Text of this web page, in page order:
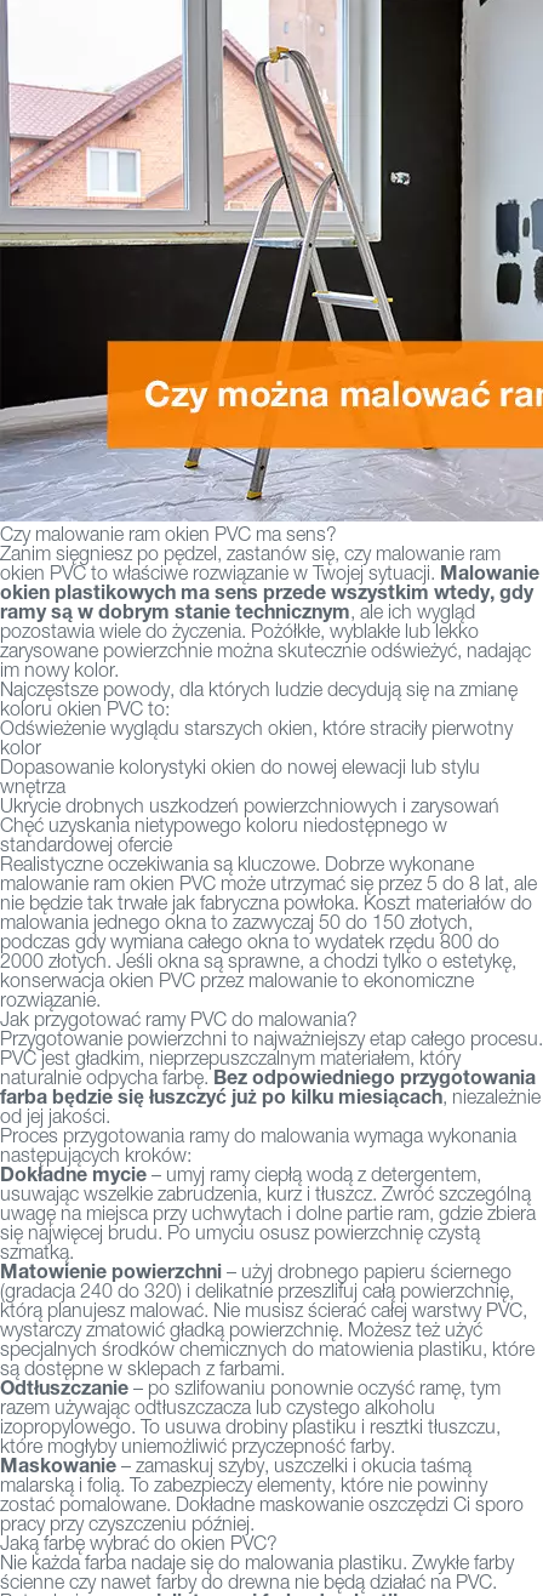
Czy malowanie ram okien PVC ma sens?
Zanim sięgniesz po pędzel, zastanów się, czy malowanie ram
okien PVC to właściwe rozwiązanie w Twojej sytuacji. Malowanie
okien plastikowych ma sens przede wszystkim wtedy, gdy
ramy są w dobrym stanie technicznym, ale ich wygląd
pozostawia wiele do życzenia. Pożółkłe, wyblakłe lub lekko
zarysowane powierzchnie można skutecznie odświeżyć, nadając
im nowy kolor.
Najczęstsze powody, dla których ludzie decydują się na zmianę
koloru okien PVC to:
Odświeżenie wyglądu starszych okien, które straciły pierwotny
kolor
Dopasowanie kolorystyki okien do nowej elewacji lub stylu
wnętrza
Ukrycie drobnych uszkodzeń powierzchniowych i zarysowań
Chęć uzyskania nietypowego koloru niedostępnego w
standardowej ofercie
Realistyczne oczekiwania są kluczowe. Dobrze wykonane
malowanie ram okien PVC może utrzymać się przez 5 do 8 lat, ale
nie będzie tak trwałe jak fabryczna powłoka. Koszt materiałów do
malowania jednego okna to zazwyczaj 50 do 150 złotych,
podczas gdy wymiana całego okna to wydatek rzędu 800 do
2000 złotych. Jeśli okna są sprawne, a chodzi tylko o estetykę,
konserwacja okien PVC przez malowanie to ekonomiczne
rozwiązanie.
Jak przygotować ramy PVC do malowania?
Przygotowanie powierzchni to najważniejszy etap całego procesu.
PVC jest gładkim, nieprzepuszczalnym materiałem, który
naturalnie odpycha farbę.Bez odpowiedniego przygotowania
farba będzie się łuszczyć już po kilku miesiącach, niezależnie
od jej jakości.
Proces przygotowania ramy do malowania wymaga wykonania
następujących kroków:
Dokładne mycie – umyj ramy ciepłą wodą z detergentem,
usuwając wszelkie zabrudzenia, kurz i tłuszcz. Zwróć szczególną
uwagę na miejsca przy uchwytach i dolne partie ram, gdzie zbiera
się najwięcej brudu. Po umyciu osusz powierzchnię czystą
szmatką.
Matowienie powierzchni – użyj drobnego papieru ściernego
(gradacja 240 do 320) i delikatnie przeszlifuj całą powierzchnię,
którą planujesz malować. Nie musisz ścierać całej warstwy PVC,
wystarczy zmatowić gładką powierzchnię. Możesz też użyć
specjalnych środków chemicznych do matowienia plastiku, które
są dostępne w sklepach z farbami.
Odtłuszczanie – po szlifowaniu ponownie oczyść ramę, tym
razem używając odtłuszczacza lub czystego alkoholu
izopropylowego. To usuwa drobiny plastiku i resztki tłuszczu,
które mogłyby uniemożliwić przyczepność farby.
Maskowanie – zamaskuj szyby, uszczelki i okucia taśmą
malarską i folią. To zabezpieczy elementy, które nie powinny
zostać pomalowane. Dokładne maskowanie oszczędzi Ci sporo
pracy przy czyszczeniu później.
Jaką farbę wybrać do okien PVC?
Nie każda farba nadaje się do malowania plastiku. Zwykłe farby
ścienne czy nawet farby do drewna nie będą działać na PVC.